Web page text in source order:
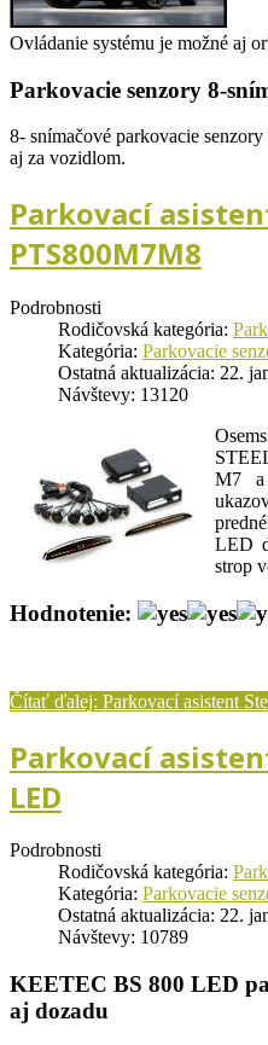
Ovládanie systému je možné aj
Parkovacie senzory 8-
8- snímačové parkovacie
aj za vozidlom.
Parkovací
PTS800M7M8
Podrobnosti
Rodičovská kategória:
Kategória: Parkovacie
Ostatná aktualizácia: 22.
Návštevy: 13120
M7 a
LED
strop
Hodnotenie:
Čítať ďalej: Parkovací asistent
Parkovací asistent
LED
Podrobnosti
Rodičovská kategória:
Kategória: Parkovacie
Ostatná aktualizácia: 22.
Návštevy: 10789
KEETEC BS 800 LED
aj dozadu